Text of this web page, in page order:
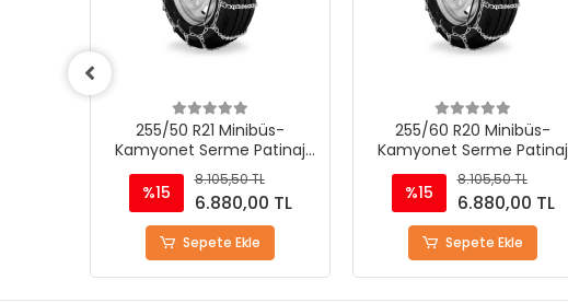
255/60 R20 Minibüs-
Kamyonet Serme Patinaj
Zinciri - M220
%15
8.105,50 TL
6.880,00 TL
Sepete Ekle
255/70 R18 Minibüs-
Kamyonet Serme Patinaj
Zinciri - M220
%15
8.105,50 TL
6.880,00 TL
Sepete Ekle